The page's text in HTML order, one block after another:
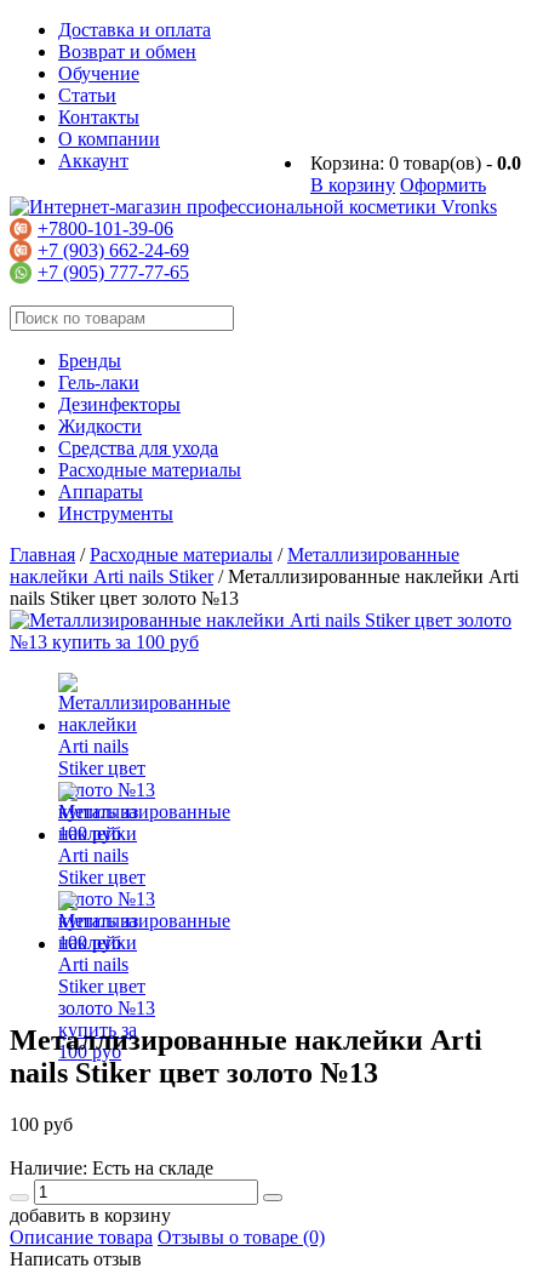
Доставка и оплата
Возврат и обмен
Обучение
Статьи
Контакты
О компании
Корзина: 0 товар(ов) - 0.0
В корзину Оформить
Аккаунт
+7800-101-39-06
+7 (903) 662-24-69
+7 (905) 777-77-65
Бренды
Гель-лаки
Дезинфекторы
Жидкости
Средства для ухода
Расходные материалы
Аппараты
Инструменты
Главная /Расходные материалы /Металлизированные
наклейки Arti nails Stiker/Металлизированные наклейки Arti
nails Stiker цвет золото №13
Металлизированные наклейки Arti
nails Stiker цвет золото №13
100 руб
Наличие: Есть на складе
добавить в корзину
Описание товара Отзывы о товаре (0)
Написать отзыв